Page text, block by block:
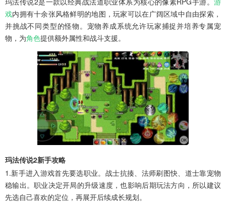
戏内拥有十余张风格鲜明的地图，玩家可以在广阔区域中自由探索，
并挑战不同类型的怪物。宠物养成系统允许玩家捕捉并培养专属宠
物，为角色提供额外属性和战斗支援。
玛法传说2新手攻略
1.新手进入游戏首先要选职业。战士抗揍、法师刷图快、道士靠宠物
稳输出。职业决定开局的升级速度，也影响后期玩法方向，所以建议
先选自己喜欢的定位，再展开后续成长规划。